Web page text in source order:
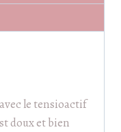
le tensioactif
doux et bien